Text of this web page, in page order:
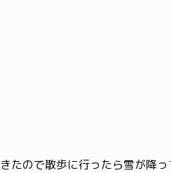
たので散歩に行ったら雪が降